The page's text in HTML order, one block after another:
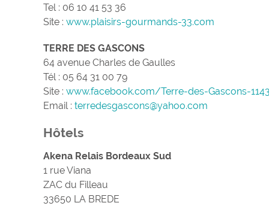
Tel : 06 10 41 53 36
Site : www.plaisirs-gourmands-33.com
TERRE DES GASCONS
64 avenue Charles de Gaulles
Tél : 05 64 31 00 79
Site : www.facebook.com/Terre-des-Gascons-
Email : terredesgascons@yahoo.com
Hôtels
Akena Relais Bordeaux Sud
1 rue Viana
ZAC du Filleau
33650 LA BREDE